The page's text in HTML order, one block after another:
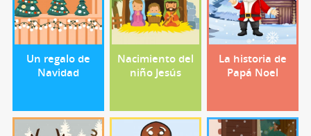
Un regalo de
Navidad
Nacimiento del
niño Jesús
La historia de
Papá Noel